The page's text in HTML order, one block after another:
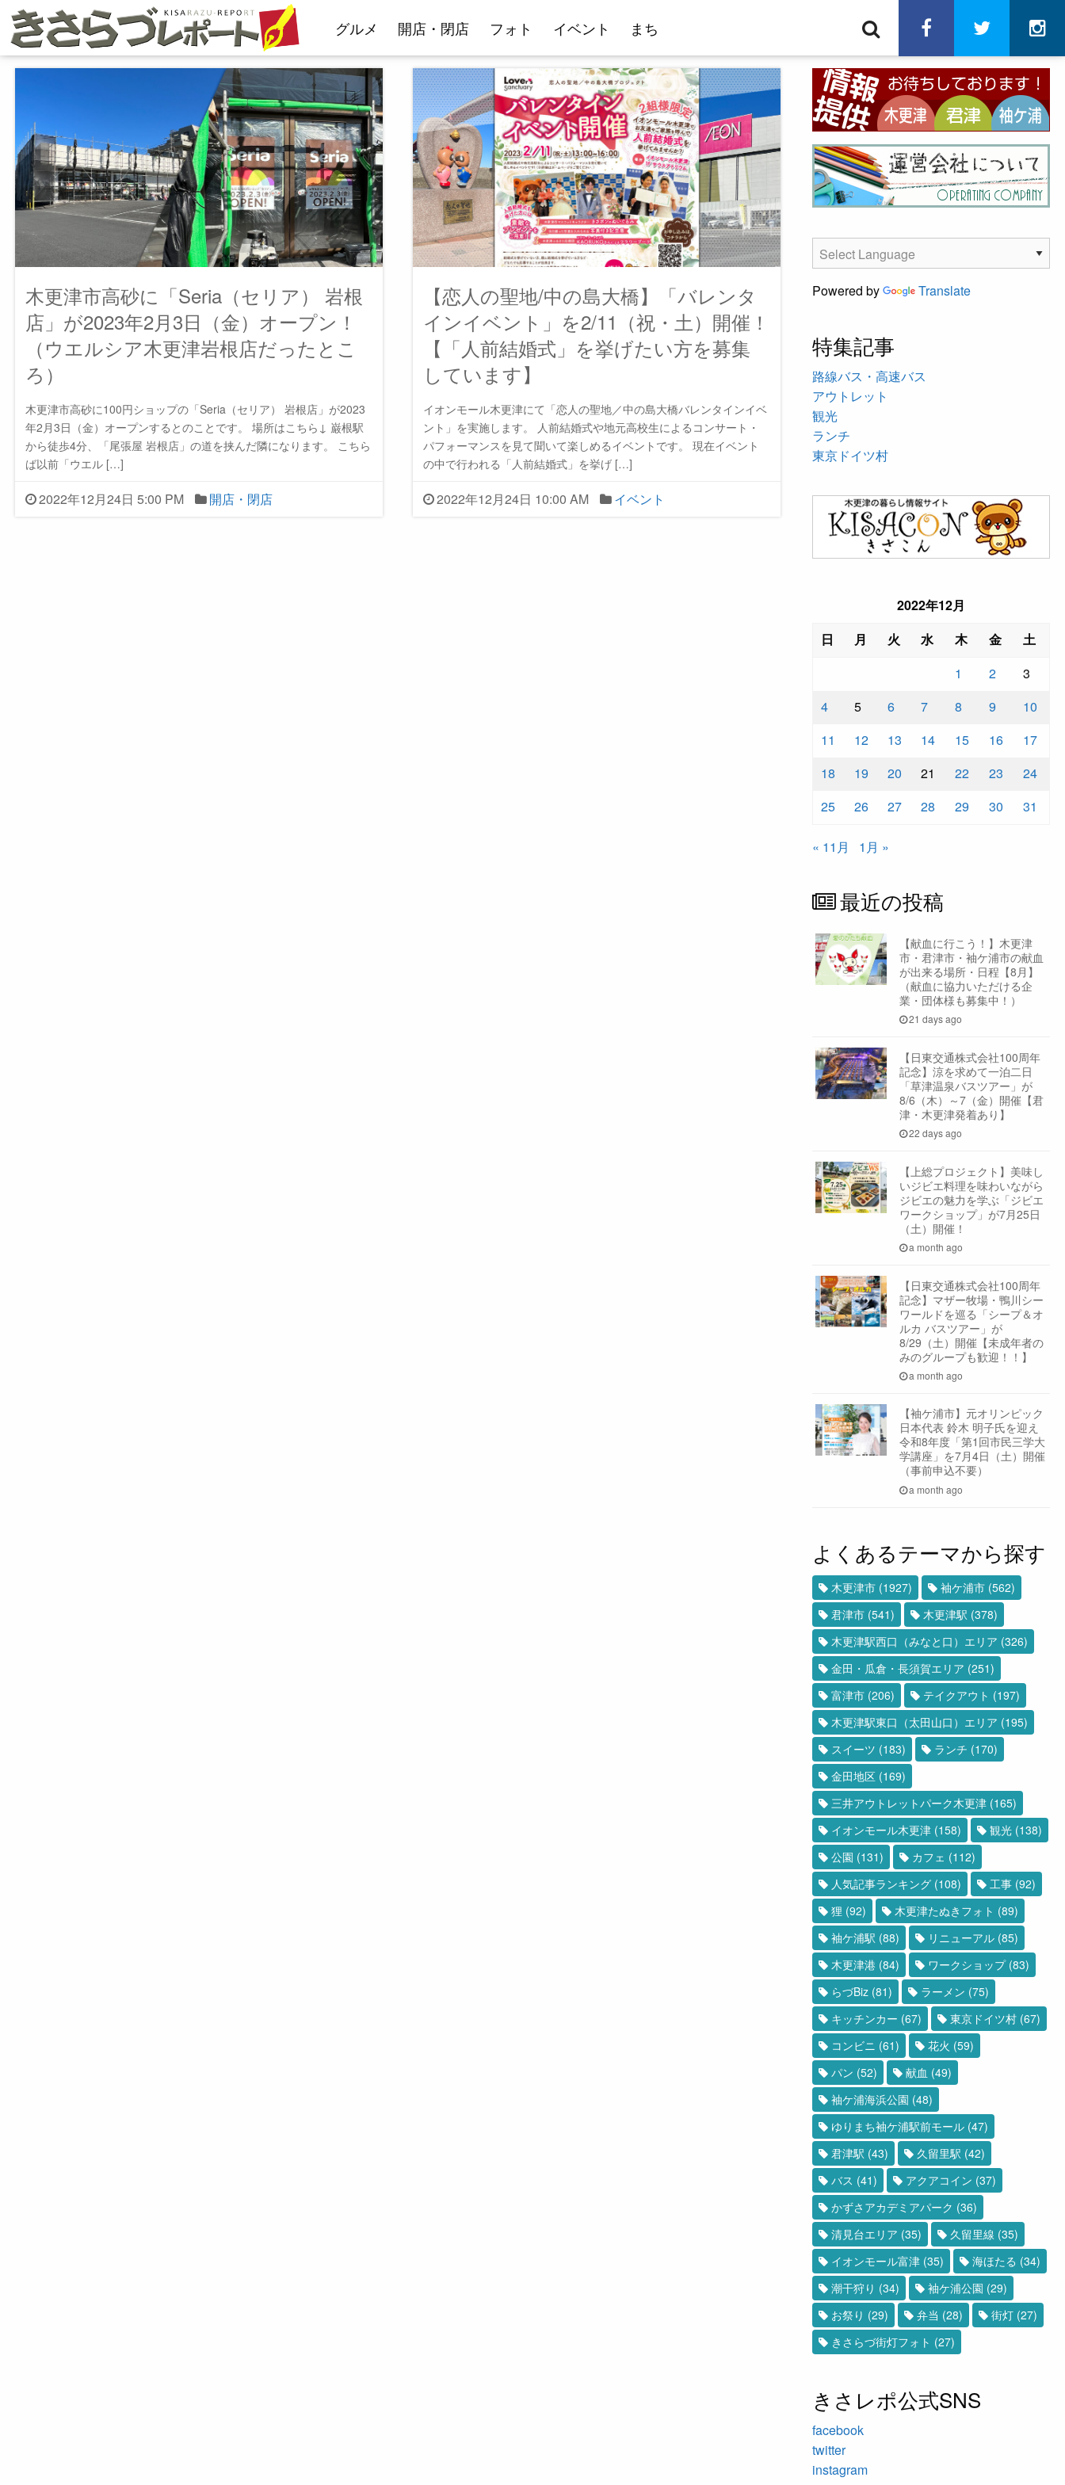
テ
グルメ 開店・閉店 フォト イベント まち facebooktwitter
木更津市高砂に「Seria（セリア） 岩根
店」が2023年2月3日（金）オープン！
（ウエルシア木更津岩根店だったとこ
ろ）
木更津市高砂に100円ショップの「Seria（セリア） 岩根店」が2023
年2月3日（金）オープンするとのことです。 場所はこちら↓ 巌根駅
から徒歩4分、「尾張屋 岩根店」の道を挟んだ隣になります。 こちら
ば以前「ウエル […]
2022年12月24日 5:00 PM 開店・閉店
【恋人の聖地/中の島大橋】「バレンタ
インイベント」を2/11（祝・土）開催！
【「人前結婚式」を挙げたい方を募集
しています】
イオンモール木更津にて「恋人の聖地／中の島大橋バレンタインイベ
ント」を実施します。 人前結婚式や地元高校生によるコンサート・
パフォーマンスを見て聞いて楽しめるイベントです。 現在イベント
の中で行われる「人前結婚式」を挙げ […]
2022年12月24日 10:00 AM イベント
Powered by Translate
特集記事
路線バス・高速バス
アウトレット
観光
ランチ
東京ドイツ村
2022年12月
日
月 火 水 木 金
土
1
2
3
4
5 6 7 8 9
10
11
12 13 14 15 16
17
18
19 20 21 22 23
24
25
26 27 28 29 30 31
« 11月 1月 »
最近の投稿
【献血に行こう！】木更津
市・君津市・袖ケ浦市の献血
が出来る場所・日程【8月】
（献血に協力いただける企
業・団体様も募集中！）
21 days ago
【日東交通株式会社100周年
記念】涼を求めて一泊二日
「草津温泉バスツアー」が
8/6（木）～7（金）開催【君
津・木更津発着あり】
22 days ago
【上総プロジェクト】美味し
いジビエ料理を味わいながら
ジビエの魅力を学ぶ「ジビエ
ワークショップ」が7月25日
（土）開催！
a month ago
【日東交通株式会社100周年
記念】マザー牧場・鴨川シー
ワールドを巡る「シープ＆オ
ルカ バスツアー」が
8/29（土）開催【未成年者の
みのグループも歓迎！！】
a month ago
【袖ケ浦市】元オリンピック
日本代表 鈴木 明子氏を迎え
令和8年度「第1回市民三学大
学講座」を7月4日（土）開催
（事前申込不要）
a month ago
よくあるテーマから探す
木更津市(1927) 袖ケ浦市(562)
君津市(541) 木更津駅 (378)
木更津駅西口（みなと口）エリア (326)
金田・瓜倉・長須賀エリア (251)
富津市(206) テイクアウト (197)
木更津駅東口（太田山口）エリア (195)
スイーツ (183) ランチ (170)
金田地区(169)
三井アウトレットパーク木更津(165)
イオンモール木更津(158) 観光(138)
公園 (131) カフェ (112)
人気記事ランキング(108) 工事(92)
狸 (92) 木更津たぬきフォト (89)
袖ケ浦駅 (88) リニューアル(85)
木更津港(84) ワークショップ(83)
らづBiz(81) ラーメン (75)
キッチンカー (67) 東京ドイツ村(67)
コンビニ (61) 花火 (59)
パン (52) 献血 (49)
袖ケ浦海浜公園 (48)
ゆりまち袖ケ浦駅前モール(47)
君津駅 (43) 久留里駅 (42)
バス (41) アクアコイン (37)
かずさアカデミアパーク (36)
清見台エリア (35) 久留里線 (35)
イオンモール富津(35) 海ほたる (34)
潮干狩り (34) 袖ケ浦公園 (29)
お祭り (29) 弁当 (28) 街灯(27)
きさらづ街灯フォト (27)
きさレポ公式SNS
facebook
twitter
instagram